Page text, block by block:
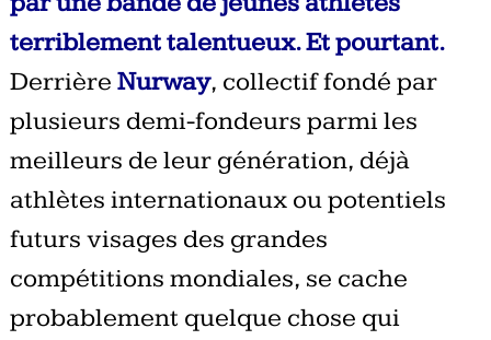
terriblement talentueux. Et pourtant.
Derrière Nurway, collectif fondé par
plusieurs demi-fondeurs parmi les
meilleurs de leur génération, déjà
athlètes internationaux ou potentiels
futurs visages des grandes
compétitions mondiales, se cache
probablement quelque chose qui